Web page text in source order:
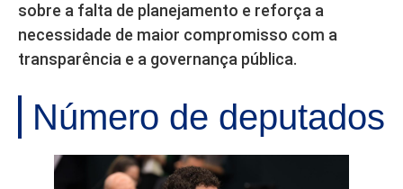
sobre a falta de planejamento e reforça a
necessidade de maior compromisso com a
transparência e a governança pública.
Número de deputados